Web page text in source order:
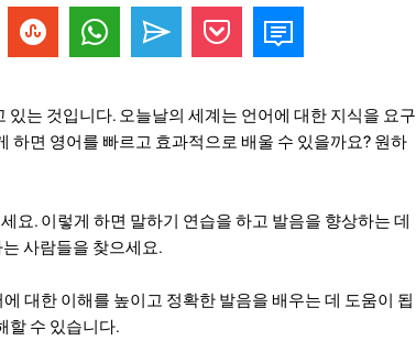
는 것입니다. 오늘날의 세계는 언어에 대한 지식을 요구
하면 영어를 빠르고 효과적으로 배울 수 있을까요? 원하
요. 이렇게 하면 말하기 연습을 하고 발음을 향상하는 데
사람들을 찾으세요.
대한 이해를 높이고 정확한 발음을 배우는 데 도움이 됩
할 수 있습니다.